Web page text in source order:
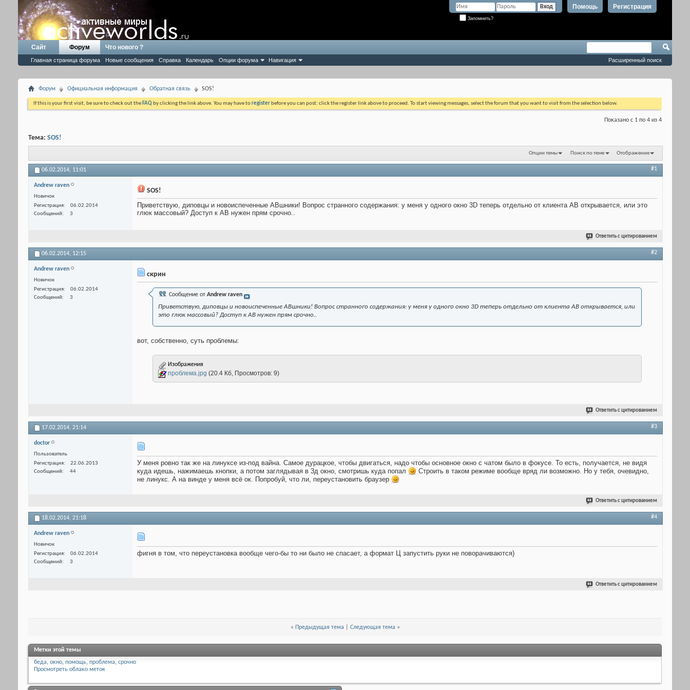
Регистрация
Помощь
Запомнить?
Сайт Форум
Главная страница форума Новые сообщения Справка Календарь Опции форума Навигация
Что нового ?
Расширенный поиск
Форум Официальная информация Обратная связь SOS!
If this is your first visit, be sure to check out the FAQ by clicking the link above. You may have toregister before you can post: click the register link above to proceed. To start viewing messages, select the forum that you want to visit from the selection below.
Показано с 1 по 4 из 4
Тема: SOS!
Опции темы Поиск по теме Отображение
06.02.2014, 11:01 #1
Andrew raven
Новичок
Регистрация
06.02.2014
Сообщений
3
SOS!
Приветствую, диповцы и новоиспеченные АВшники! Вопрос странного содержания: у меня у одного окно 3D теперь отдельно от клиента АВ открывается, или это
глюк массовый? Доступ к АВ нужен прям срочно..
Ответить с цитированием
06.02.2014, 12:15 #2
Andrew raven
Новичок
Регистрация
06.02.2014
Сообщений
3
скрин
Сообщение от Andrew raven
Приветствую, диповцы и новоиспеченные АВшники! Вопрос странного содержания: у меня у одного окно 3D теперь отдельно от клиента АВ открывается, или
это глюк массовый? Доступ к АВ нужен прям срочно..
вот, собственно, суть проблемы:
Изображения
проблема.jpg (20.4 Кб, Просмотров: 9)
Ответить с цитированием
17.02.2014, 21:14 #3
doctor
Пользователь
Регистрация
22.06.2013
Сообщений
44
У меня ровно так же на линуксе из-под вайна. Самое дурацкое, чтобы двигаться, надо чтобы основное окно с чатом было в фокусе. То есть, получается, не видя
куда идешь, нажимаешь кнопки, а потом заглядывая в 3д окно, смотришь куда попал
Строить в таком режиме вообще вряд ли возможно. Но у тебя, очевидно,
не линукс. А на винде у меня всё ок. Попробуй, что ли, переустановить браузер
Ответить с цитированием
18.02.2014, 21:18 #4
Andrew raven
Новичок
Регистрация
06.02.2014
Сообщений
3
фигня в том, что переустановка вообще чего-бы то ни было не спасает, а формат Ц запустить руки не поворачиваются)
Ответить с цитированием
« Предыдущая тема Следующая тема »
Метки этой темы
беда, окно, помощь, проблема, срочно
Просмотреть облако меток